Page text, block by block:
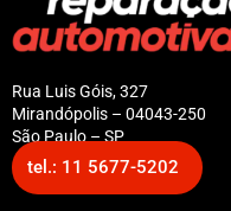
Rua Luis Góis, 327
Mirandópolis – 04043-250
São Paulo – SP
tel.: 11 5677-5202